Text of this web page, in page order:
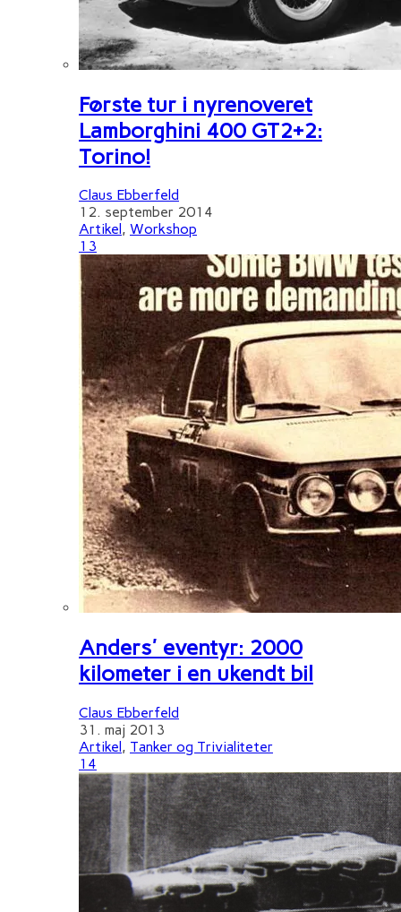
Første tur i nyrenoveret
Lamborghini 400 GT2+2:
Torino!
Claus Ebberfeld
12. september 2014
Artikel , Workshop
13
Anders' eventyr: 2000
kilometer i en ukendt bil
Claus Ebberfeld
31. maj 2013
Artikel , Tanker og Trivialiteter
14